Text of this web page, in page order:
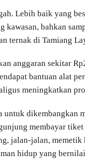
Lebih baik yang
bahkan
ternak di Tamiang
anggaran sekitar
bantuan alat
meningkatkan
dikembangkan
membayar
jalan-jalan,
hidup yang